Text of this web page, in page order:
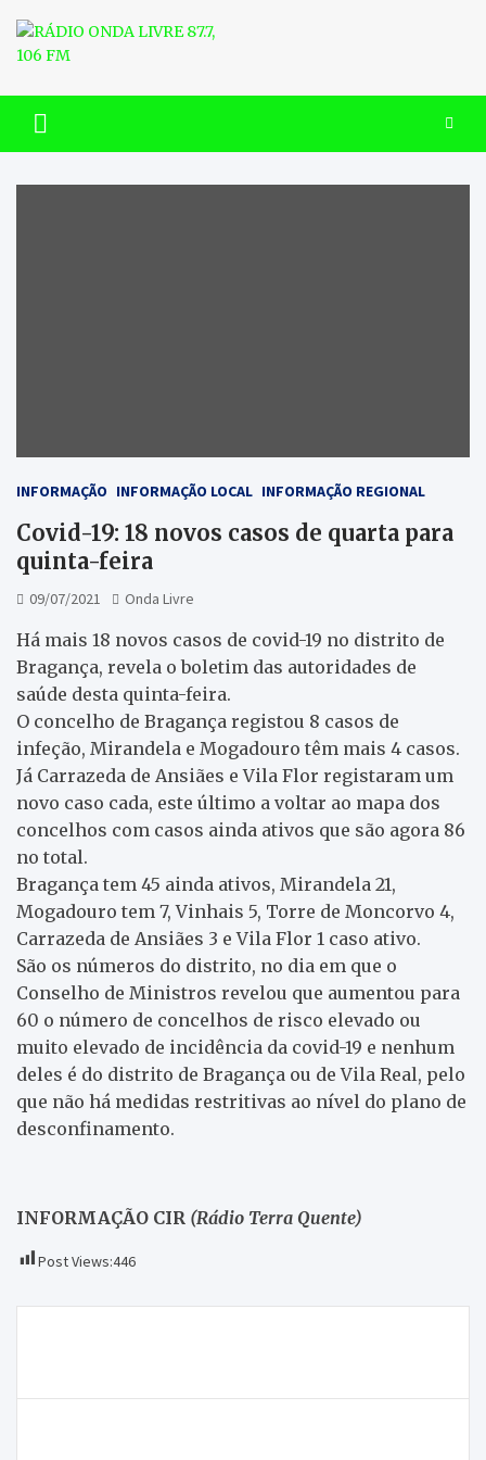
content
RÁDIO ONDA LIVRE 87.7, 106
FM
INFORMAÇÃO INFORMAÇÃO LOCAL INFORMAÇÃO REGIONAL
Covid-19: 18 novos casos de quarta para
quinta-feira
09/07/2021 Onda Livre
Há mais 18 novos casos de covid-19 no distrito de
Bragança, revela o boletim das autoridades de
saúde desta quinta-feira.
O concelho de Bragança registou 8 casos de
infeção, Mirandela e Mogadouro têm mais 4 casos.
Já Carrazeda de Ansiães e Vila Flor registaram um
novo caso cada, este último a voltar ao mapa dos
concelhos com casos ainda ativos que são agora 86
no total.
Bragança tem 45 ainda ativos, Mirandela 21,
Mogadouro tem 7, Vinhais 5, Torre de Moncorvo 4,
Carrazeda de Ansiães 3 e Vila Flor 1 caso ativo.
São os números do distrito, no dia em que o
Conselho de Ministros revelou que aumentou para
60 o número de concelhos de risco elevado ou
muito elevado de incidência da covid-19 e nenhum
deles é do distrito de Bragança ou de Vila Real, pelo
que não há medidas restritivas ao nível do plano de
desconfinamento.
INFORMAÇÃO CIR (Rádio Terra Quente)
Post Views:446
artigos